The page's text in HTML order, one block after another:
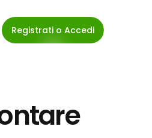
Registrati o Accedi